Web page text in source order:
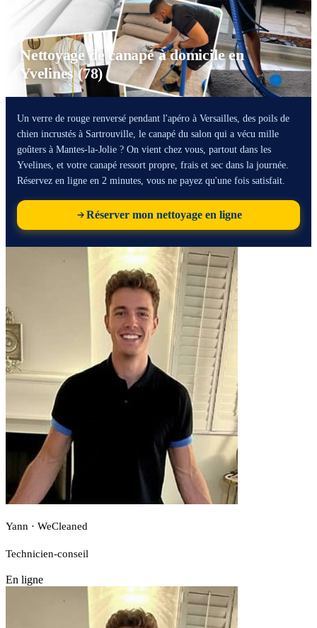
Nettoyage de canapé à domicile en
Yvelines (78)
Un verre de rouge renversé pendant l'apéro à Versailles, des poils de
chien incrustés à Sartrouville, le canapé du salon qui a vécu mille
goûters à Mantes-la-Jolie ? On vient chez vous, partout dans les
Yvelines, et votre canapé ressort propre, frais et sec dans la journée.
Réservez en ligne en 2 minutes, vous ne payez qu'une fois satisfait.
Réserver mon nettoyage en ligne
Yann · WeCleaned
Technicien-conseil
En ligne